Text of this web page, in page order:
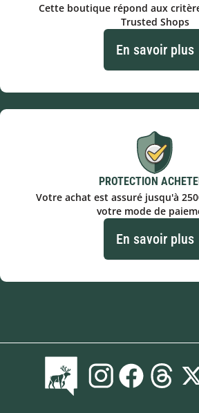
Cette boutique répond aux
Trusted Shops
En savoir plus
PROTECTION
Votre achat est assuré jusqu'à
votre mode de
En savoir plus